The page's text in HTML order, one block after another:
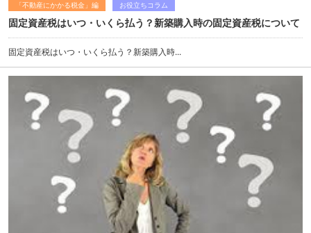
「不動産にかかる税金」編 お役立ちコラム
固定資産税はいつ・いくら払う？新築購入時の固定資産税について
固定資産税はいつ・いくら払う？新築購入時...